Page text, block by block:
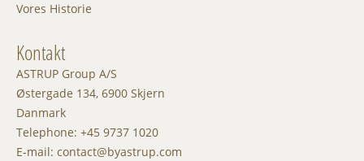
Vores Historie
Kontakt
ASTRUP Group A/S
Østergade 134, 6900 Skjern
Danmark
Telephone: +45 9737 1020
E-mail: contact@byastrup.com